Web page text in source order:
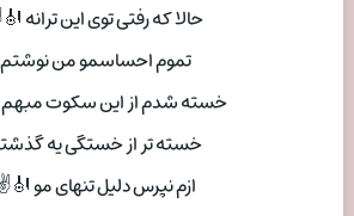
حالا که رفتی توی این ترانه
تموم احساسمو من نوشتم
خسته شدم از این سکوت
خسته تر از خستگی یه
ازم نپرس دلیل تنهای مو